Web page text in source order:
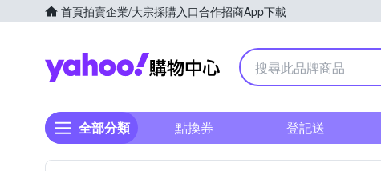
首頁拍賣企業/大宗採購入口合作招商App下載
Yahoo購物中心
全部分類 點換券 登記送